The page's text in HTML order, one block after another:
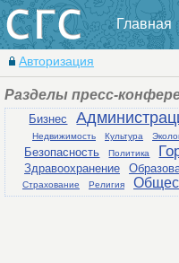
Главная
Авторизация
Разделы пресс-
Бизнес
Недвижимость Культура
Безопасность Политика
Здравоохранение
Страхование Религия